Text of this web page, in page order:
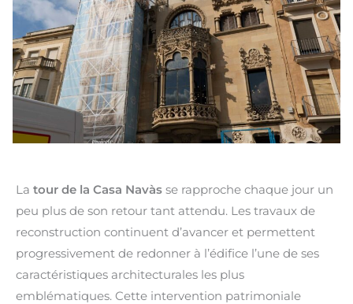
La tour de la Casa Navàs se rapproche chaque jour un
peu plus de son retour tant attendu. Les travaux de
reconstruction continuent d’avancer et permettent
progressivement de redonner à l’édifice l’une de ses
caractéristiques architecturales les plus
emblématiques. Cette intervention patrimoniale